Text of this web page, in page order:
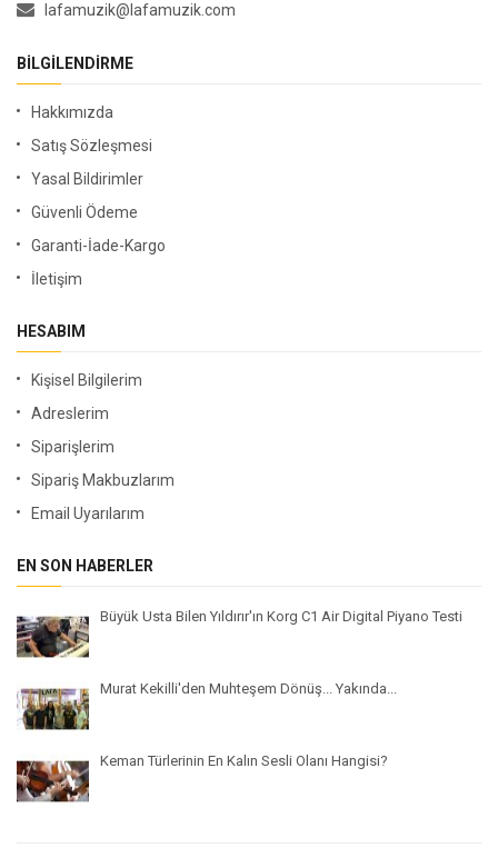
lafamuzik@lafamuzik.com
BILGILENDIRME
Hakkımızda
Satış Sözleşmesi
Yasal Bildirimler
Güvenli Ödeme
Garanti-İade-Kargo
İletişim
HESABIM
Kişisel Bilgilerim
Adreslerim
Siparişlerim
Sipariş Makbuzlarım
Email Uyarılarım
EN SON HABERLER
Büyük Usta Bilen Yıldırır'ın Korg C1 Air Digital Piyano Testi
Murat Kekilli'den Muhteşem Dönüş... Yakında...
Keman Türlerinin En Kalın Sesli Olanı Hangisi?